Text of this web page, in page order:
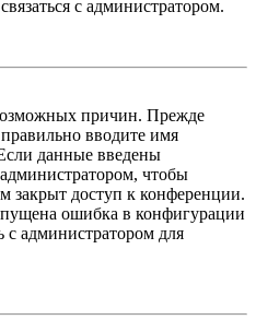
с администратором.
причин. Прежде
вводите имя
данные введены
чтобы
закрыт доступ к конференции.
ошибка в конфигурации
с администратором для